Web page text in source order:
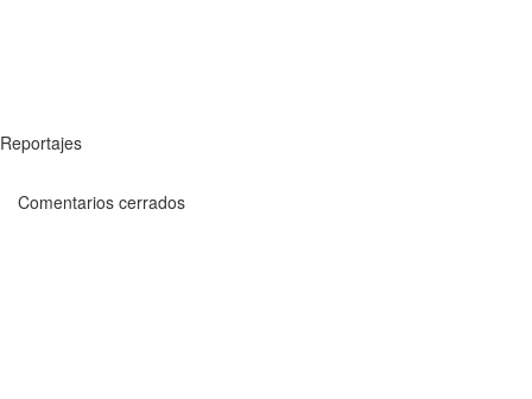
Reportajes
Comentarios cerrados